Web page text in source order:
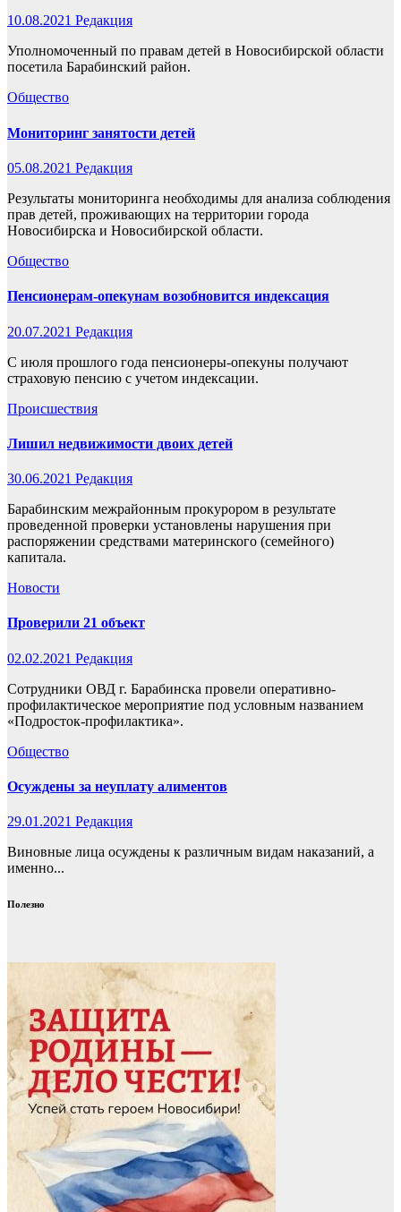
10.08.2021 Редакция
Уполномоченный по правам детей в Новосибирской области
посетила Барабинский район.
Общество
Мониторинг занятости детей
05.08.2021 Редакция
Результаты мониторинга необходимы для анализа соблюдения
прав детей, проживающих на территории города
Новосибирска и Новосибирской области.
Общество
Пенсионерам-опекунам возобновится индексация
20.07.2021 Редакция
С июля прошлого года пенсионеры-опекуны получают
страховую пенсию с учетом индексации.
Происшествия
Лишил недвижимости двоих детей
30.06.2021 Редакция
Барабинским межрайонным прокурором в результате
проведенной проверки установлены нарушения при
распоряжении средствами материнского (семейного)
капитала.
Новости
Проверили 21 объект
02.02.2021 Редакция
Сотрудники ОВД г. Барабинска провели оперативно-
профилактическое мероприятие под условным названием
«Подросток-профилактика».
Общество
Осуждены за неуплату алиментов
29.01.2021 Редакция
Виновные лица осуждены к различным видам наказаний, а
именно...
Полезно